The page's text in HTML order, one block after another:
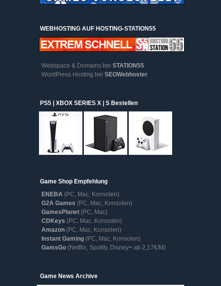
WEBHOSTING AUF HOSTING-STATION55
Webspace & Domains bei STATION55
WordPress Hosting bei SEOWebhoster
PS5 | XBOX SERIES X | S Bestellen
Game Shop Empfehlung
ENEBA (PC, Mac, Konsolen)
G2A Games (PC, Mac, Konsolen)
GamesPlanet (PC, Mac)
CDKeys (PC, Mac, Konsolen)
Amazon (PC, Mac, Konsolen)
Instant Gaming (PC, Mac, Konsolen)
GamsGo (Netflix, Spotify, Disney+ ab 2,17€/M)
Game News ArchiveGame
News